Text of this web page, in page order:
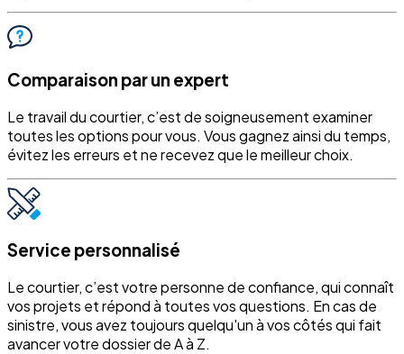
Comparaison par un expert
Le travail du courtier, c’est de soigneusement examiner
toutes les options pour vous. Vous gagnez ainsi du temps,
évitez les erreurs et ne recevez que le meilleur choix.
Service personnalisé
Le courtier, c’est votre personne de confiance, qui connaît
vos projets et répond à toutes vos questions. En cas de
sinistre, vous avez toujours quelqu'un à vos côtés qui fait
avancer votre dossier de A à Z.